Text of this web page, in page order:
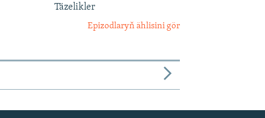
Täzelikler
Epizodlaryň ählisini gör